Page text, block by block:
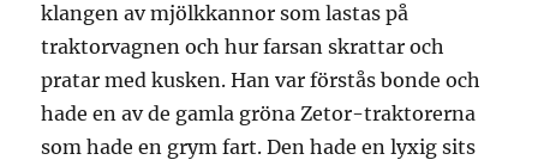
klangen av mjölkkannor som lastas på
traktorvagnen och hur farsan skrattar och
pratar med kusken. Han var förstås bonde och
hade en av de gamla gröna Zetor-traktorerna
som hade en grym fart. Den hade en lyxig sits